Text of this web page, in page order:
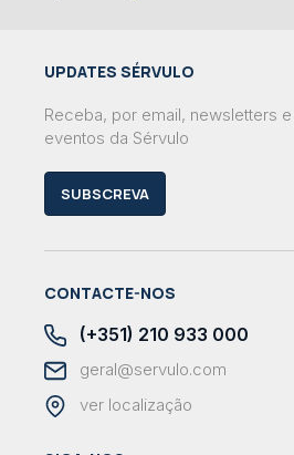
UPDATES SÉRVULO
Receba, por email, newsletters
eventos da Sérvulo
SUBSCREVA
CONTACTE-NOS
(+351) 210 933 000
geral@servulo.com
ver localização